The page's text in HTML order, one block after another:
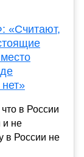
«Считают,
в России
и не
в России не